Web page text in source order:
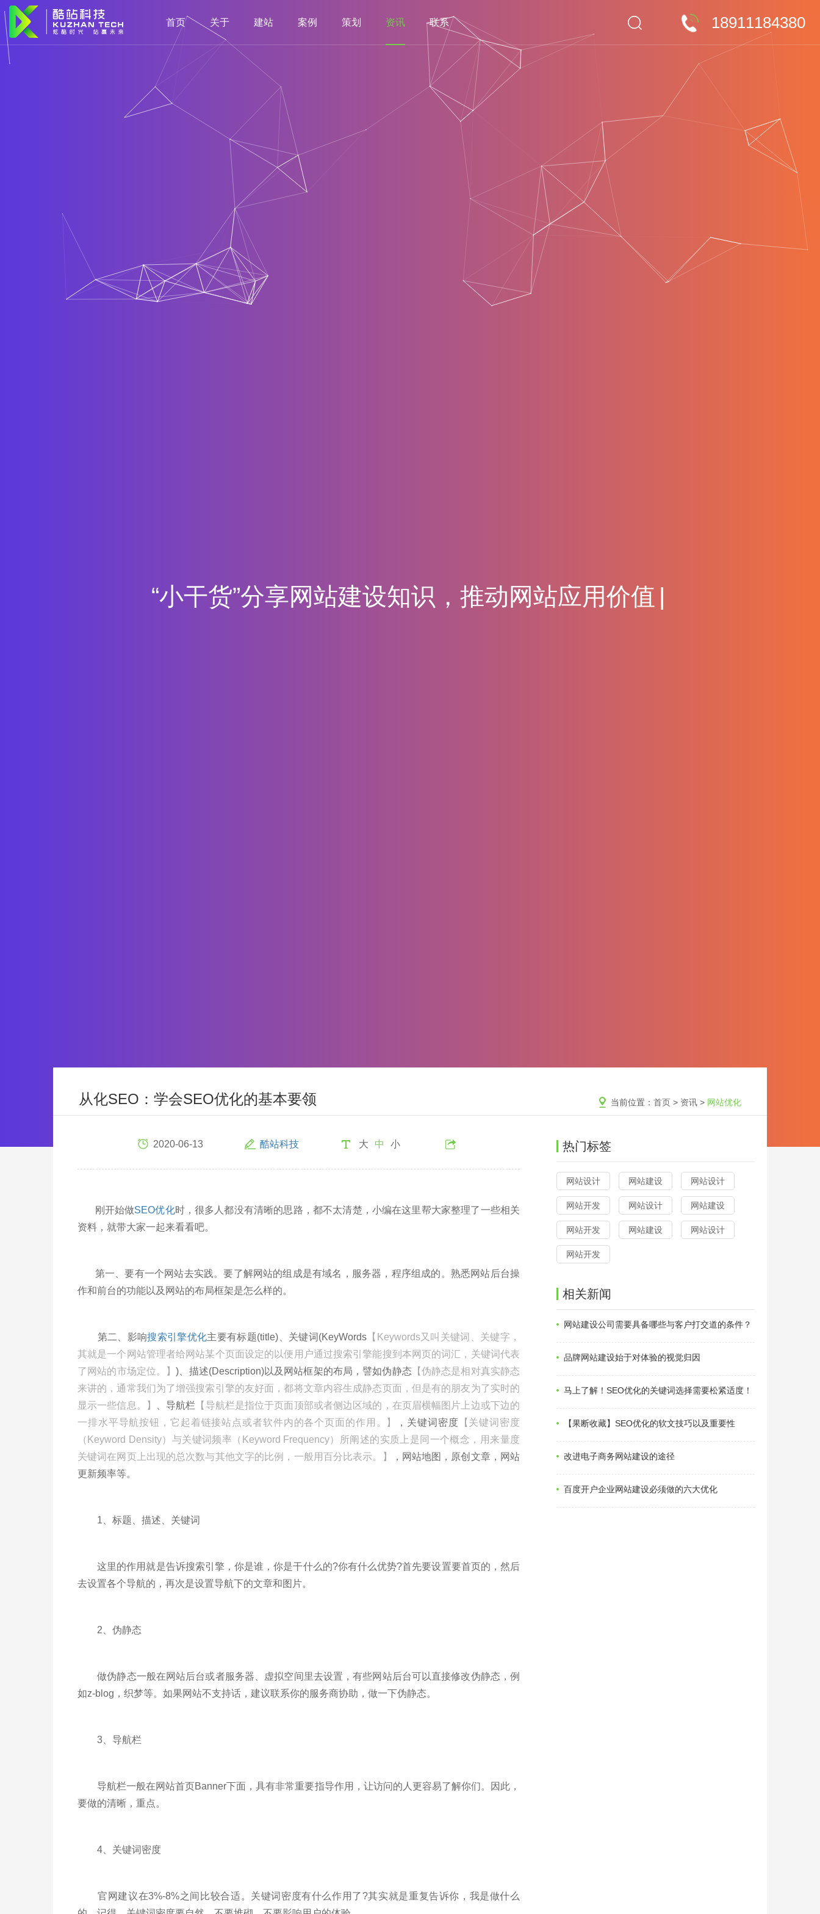
18911184380
首页 关于 建站 案例 策划 资讯 联系
“小干货”分享网站建设 知 识， 推动网站
当前位置：首页 > 资讯 > 网站优化
从化SEO：学会SEO优化的基本要领
2020-06-13 酷站科技 大 中 小
刚开始做SEO优化时，很多人都没有清晰的思路，都不太清楚，小编在这里帮大家整理了一些相关
资料，就带大家一起来看看吧。
第一、要有一个网站去实践。要了解网站的组成是有域名，服务器，程序组成的。熟悉网站后台操
作和前台的功能以及网站的布局框架是怎么样的。
第二、影响搜索引擎优化主要有标题(title)、关键词(KeyWords【Keywords又叫关键词、关键字，
其就是一个网站管理者给网站某个页面设定的以便用户通过搜索引擎能搜到本网页的词汇，关键词代表
了网站的市场定位。】)、描述(Description)以及网站框架的布局，譬如伪静态【伪静态是相对真实静态
来讲的，通常我们为了增强搜索引擎的友好面，都将文章内容生成静态页面，但是有的朋友为了实时的
显示一些信息。】
、导航栏 【导航栏是指位于页面顶部或者侧边区域的，在页眉横幅图片上边或下边的
一排水平导航按钮，它起着链接站点或者软件内的各个页面的作用。】
，关键词密度 【关键词密度
（Keyword Density）与关键词频率（Keyword Frequency）所阐述的实质上是同一个概念，用来量度
关键词在网页上出现的总次数与其他文字的比例，一般用百分比表示。】
，网站地图，原创文章，网站
更新频率等。
1、标题、描述、关键词
这里的作用就是告诉搜索引擎，你是谁，你是干什么的?你有什么优势?首先要设置要首页的，然后
去设置各个导航的，再次是设置导航下的文章和图片。
2、伪静态
做伪静态一般在网站后台或者服务器、虚拟空间里去设置，有些网站后台可以直接修改伪静态，例
如z-blog，织梦等。如果网站不支持话，建议联系你的服务商协助，做一下伪静态。
3、导航栏
导航栏一般在网站首页Banner下面，具有非常重要指导作用，让访问的人更容易了解你们。因此，
要做的清晰，重点。
4、关键词密度
官网建议在3%-8%之间比较合适。关键词密度有什么作用了?其实就是重复告诉你，我是做什么
热门标签
网站设计 网站建设 网站设计
网站开发 网站设计 网站建设
网站开发 网站建设 网站设计
网站开发
相关新闻
网站建设公司需要具备哪些与客户打交道的条件？
品牌网站建设始于对体验的视觉归因
马上了解！SEO优化的关键词选择需要松紧适度！
【果断收藏】SEO优化的软文技巧以及重要性
改进电子商务网站建设的途径
百度开户企业网站建设必须做的六大优化